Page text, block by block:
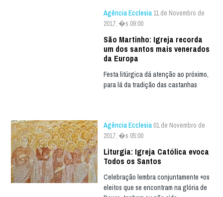
Agência Ecclesia 11 de Novembro de
2017, �s 09:00
São Martinho: Igreja recorda
um dos santos mais venerados
da Europa
Festa litúrgica dá atenção ao próximo,
para lá da tradição das castanhas
Agência Ecclesia 01 de Novembro de
2017, �s 05:00
Liturgia: Igreja Católica evoca
Todos os Santos
Celebração lembra conjuntamente «os
eleitos que se encontram na glória de